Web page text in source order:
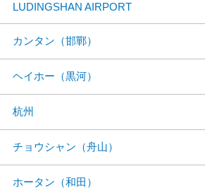
LUDINGSHAN AIRPORT
カンタン（邯鄲）
ヘイホー（黒河）
杭州
チョウシャン（舟山）
ホータン（和田）